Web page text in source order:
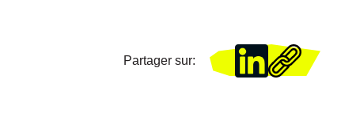
Partager sur: